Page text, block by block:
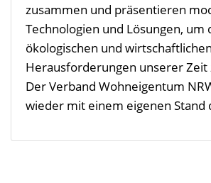
zusammen und präsentieren
Technologien und Lösungen, um
ökologischen und wirtschaftlichen
Herausforderungen unserer Zeit
Der Verband Wohneigentum
wieder mit einem eigenen Stand